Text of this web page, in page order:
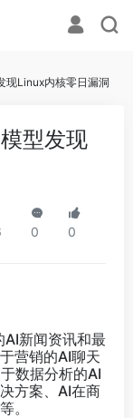
现Linux内核零日漏洞
型发现
0 0
AI新闻资讯和最
营销的AI聊天
数据分析的AI
方案、AI在商
。